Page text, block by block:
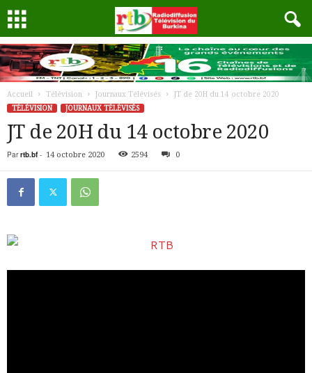
Accueil Télévision Journaux Télévisés
JT de 20H du 14 octobre 2020
TÉLÉVISION
JOURNAUX TÉLÉVISÉS
JT de 20H du 14 octobre 2020
Par rtb.bf- 14 octobre 2020 2594 0